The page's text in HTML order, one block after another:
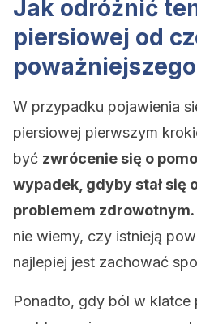
Jak odróżnić
piersiowej od
W przypadku pojawienia
piersiowej pierwszym
być zwrócenie się o
wypadek, gdyby stał się
problemem zdrowotnym.
nie wiemy, czy istnieją
najlepiej jest zachować
Ponadto, gdy ból w klatce